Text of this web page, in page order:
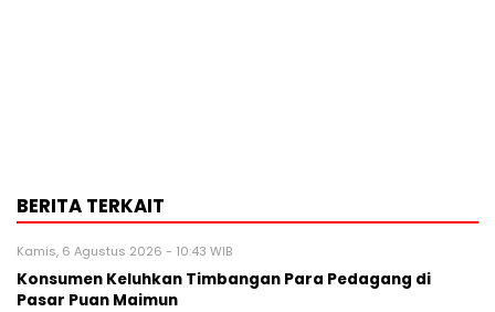
BERITA TERKAIT
Kamis, 6 Agustus 2026 - 10:43 WIB
Konsumen Keluhkan Timbangan Para Pedagang di
Pasar Puan Maimun